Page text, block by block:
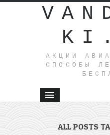
АКЦИИ
СПОСОБЫ
ALL POSTS